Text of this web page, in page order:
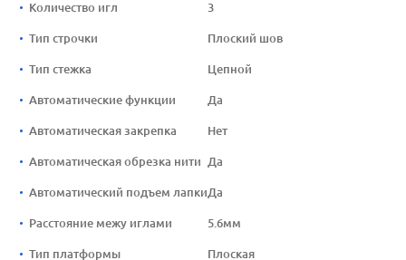
Количество игл 3
Тип строчки Плоский шов
Тип стежка Цепной
Автоматические функции Да
Автоматическая закрепка Нет
Автоматическая обрезка нити Да
Автоматический подъем лапкиДа
Расстояние межу иглами 5.6мм
Тип платформы Плоская